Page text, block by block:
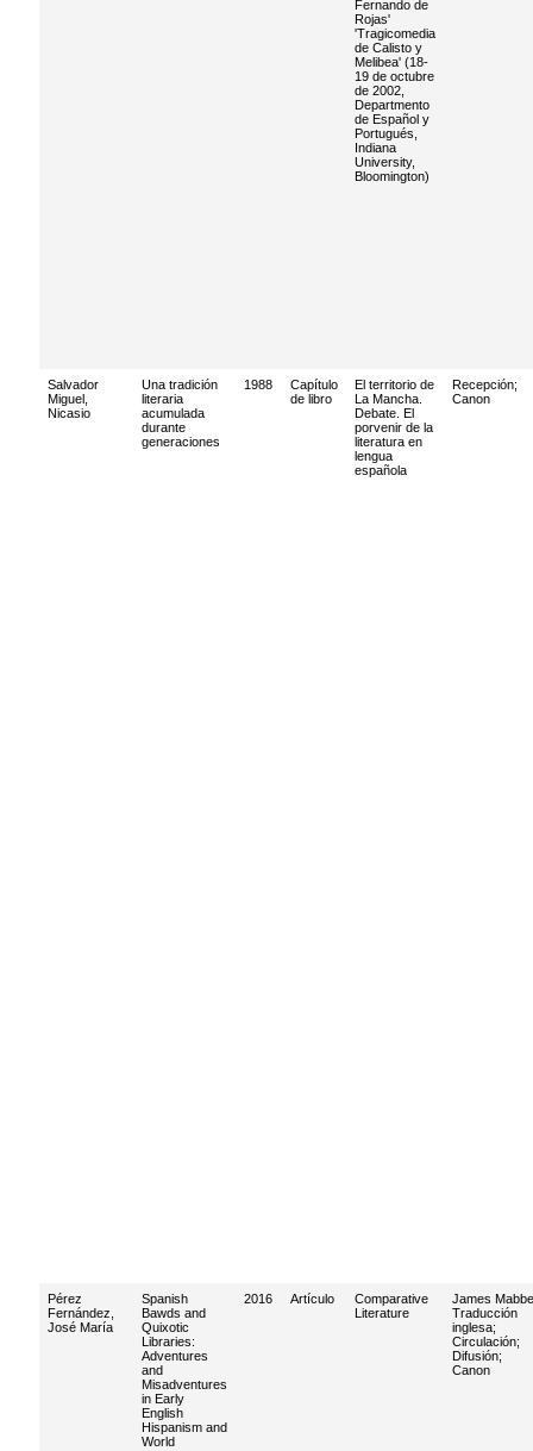
Fernando de
Rojas'
'Tragicomedia
de Calisto y
Melibea' (18-
19 de octubre
de 2002,
Departmento
de Español y
Portugués,
Indiana
University,
Bloomington)
Salvador
Miguel,
Nicasio
Una tradición
literaria
acumulada
durante
generaciones
1988
Capítulo
de libro
El territorio de
La Mancha.
Debate. El
porvenir de la
literatura en
lengua
española
Recepción;
Canon
Pérez
Fernández,
José María
Spanish
Bawds and
Quixotic
Libraries:
Adventures
and
Misadventures
in Early
English
Hispanism and
World
2016 Artículo
Comparative
Literature
James Mabbe
Traducción
inglesa;
Circulación;
Difusión;
Canon